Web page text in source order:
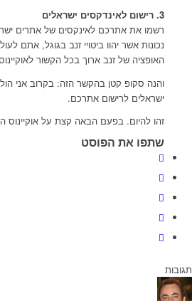
3. רישום לאינדקסים ישראלים
רשמו את אתרכם לאינקסים של אתרים
נכונות אשר יהוו ביטויי זנב בגוגל, אתם
האופציה של זנב ארוך בכל הקשור
ישראלים לרישום אתרכם.
זהו להיום. בפעם הבאה קצת על אוקיינוס
שתפו את הפוסט
תגובות